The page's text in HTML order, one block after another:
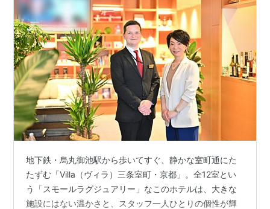
地下鉄・烏丸御池駅から歩いてすぐ、静かな室町通にた
たずむ「Villa（ヴィラ）三条室町・京都」。全12室とい
う「スモールラグジュアリー」なこのホテルは、大きな
施設にはない温かさと、スタッフ一人ひとりの個性が輝